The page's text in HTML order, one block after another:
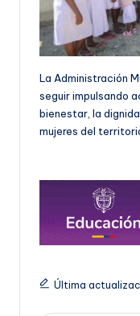
La Administración
seguir impulsando
bienestar, la
mujeres del
Última